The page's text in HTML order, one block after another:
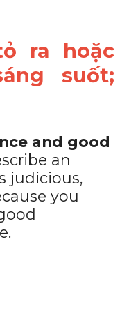
ra hoặc
suốt;
and good
an
judicious,
you